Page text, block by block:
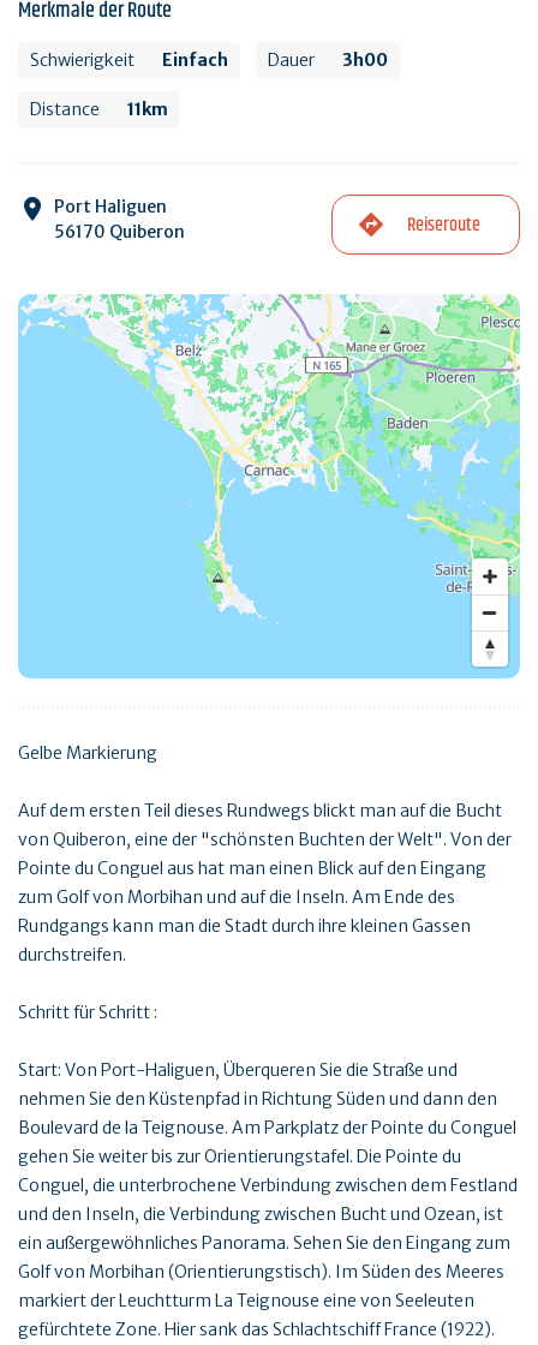
Merkmale der Route
Schwierigkeit Einfach Dauer 3h00
Distance 11km
Port Haliguen
56170 Quiberon
Reiseroute
Gelbe Markierung
Auf dem ersten Teil dieses Rundwegs blickt man auf die Bucht
von Quiberon, eine der "schönsten Buchten der Welt". Von der
Pointe du Conguel aus hat man einen Blick auf den Eingang
zum Golf von Morbihan und auf die Inseln. Am Ende des
Rundgangs kann man die Stadt durch ihre kleinen Gassen
durchstreifen.
Schritt für Schritt :
Start: Von Port-Haliguen, Überqueren Sie die Straße und
nehmen Sie den Küstenpfad in Richtung Süden und dann den
Boulevard de la Teignouse. Am Parkplatz der Pointe du Conguel
gehen Sie weiter bis zur Orientierungstafel. Die Pointe du
Conguel, die unterbrochene Verbindung zwischen dem Festland
und den Inseln, die Verbindung zwischen Bucht und Ozean, ist
ein außergewöhnliches Panorama. Sehen Sie den Eingang zum
Golf von Morbihan (Orientierungstisch). Im Süden des Meeres
markiert der Leuchtturm La Teignouse eine von Seeleuten
gefürchtete Zone. Hier sank das Schlachtschiff France (1922).